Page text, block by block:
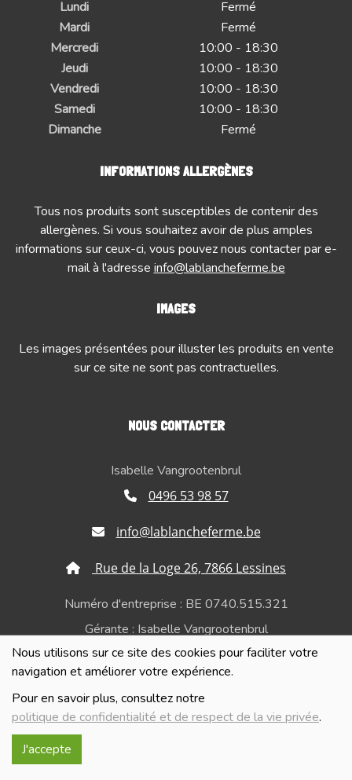
Nous utilisons sur ce site des cookies pour faciliter votre
navigation et améliorer votre expérience.
Pour en savoir plus, consultez notre
politique de confidentialité et de respect de la vie privée.
J'accepte
Lundi
Fermé
Mardi
Fermé
Mercredi
10:00 - 18:30
Jeudi
10:00 - 18:30
Vendredi
10:00 - 18:30
Samedi
10:00 - 18:30
Dimanche
Fermé
INFORMATIONS ALLERGÈNES
Tous nos produits sont susceptibles de contenir des
allergènes. Si vous souhaitez avoir de plus amples
informations sur ceux-ci, vous pouvez nous contacter par e-
mail à l'adresse info@lablancheferme.be
IMAGES
Les images présentées pour illuster les produits en vente
sur ce site ne sont pas contractuelles.
NOUS CONTACTER
Isabelle Vangrootenbrul
0496 53 98 57
info@lablancheferme.be
Rue de la Loge 26, 7866 Lessines
Numéro d'entreprise : BE 0740.515.321
Gérante : Isabelle Vangrootenbrul
Politique de confidentialité et de respect de la vie
privée